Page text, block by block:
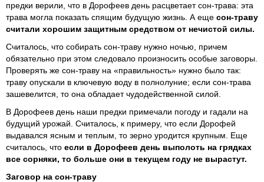
предки верили, что в Дорофеев день расцветает сон-трава: эта
трава могла показать спящим будущую жизнь. А еще сон-траву
считали хорошим защитным средством от нечистой силы.
Считалось, что собирать сон-траву нужно ночью, причем
обязательно при этом следовало произносить особые заговоры.
Проверять же сон-траву на «правильность» нужно было так:
траву опускали в ключевую воду в полнолуние; если сон-трава
зашевелится, то она обладает чудодейственной силой.
В Дорофеев день наши предки примечали погоду и гадали на
будущий урожай. Считалось, к примеру, что если Дорофей
выдавался ясным и теплым, то зерно уродится крупным. Еще
считалось, что если в Дорофеев день выполоть на грядках
все сорняки, то больше они в текущем году не вырастут.
Заговор на сон-траву